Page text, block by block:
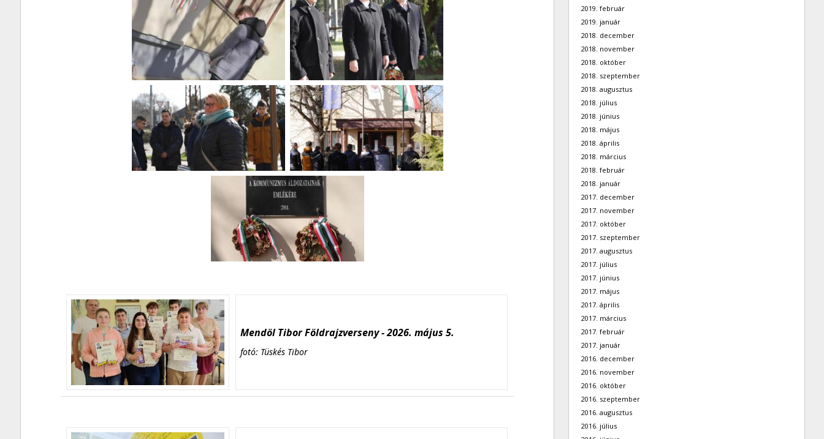
Mendöl Tibor Földrajzverseny - 2026. május 5.
fotó: Tüskés Tibor
2019. február
2019. január
2018. december
2018. november
2018. október
2018. szeptember
2018. augusztus
2018. július
2018. június
2018. május
2018. április
2018. március
2018. február
2018. január
2017. december
2017. november
2017. október
2017. szeptember
2017. augusztus
2017. július
2017. június
2017. május
2017. április
2017. március
2017. február
2017. január
2016. december
2016. november
2016. október
2016. szeptember
2016. augusztus
2016. július